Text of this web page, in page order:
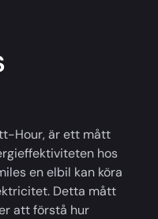
Hour, är ett mått
hos
en elbil kan köra
Detta mått
att förstå hur